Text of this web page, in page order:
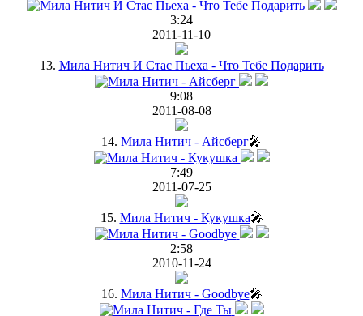
3:24
2011-11-10
13. Мила Нитич И Стас Пьеха - Что Тебе Подарить
9:08
2011-08-08
14. Мила Нитич - Айсберг🎤
7:49
2011-07-25
15. Мила Нитич - Кукушка🎤
2:58
2010-11-24
16. Мила Нитич - Goodbye🎤